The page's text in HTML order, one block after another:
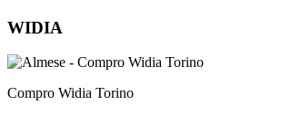
WIDIA
Compro Widia Torino